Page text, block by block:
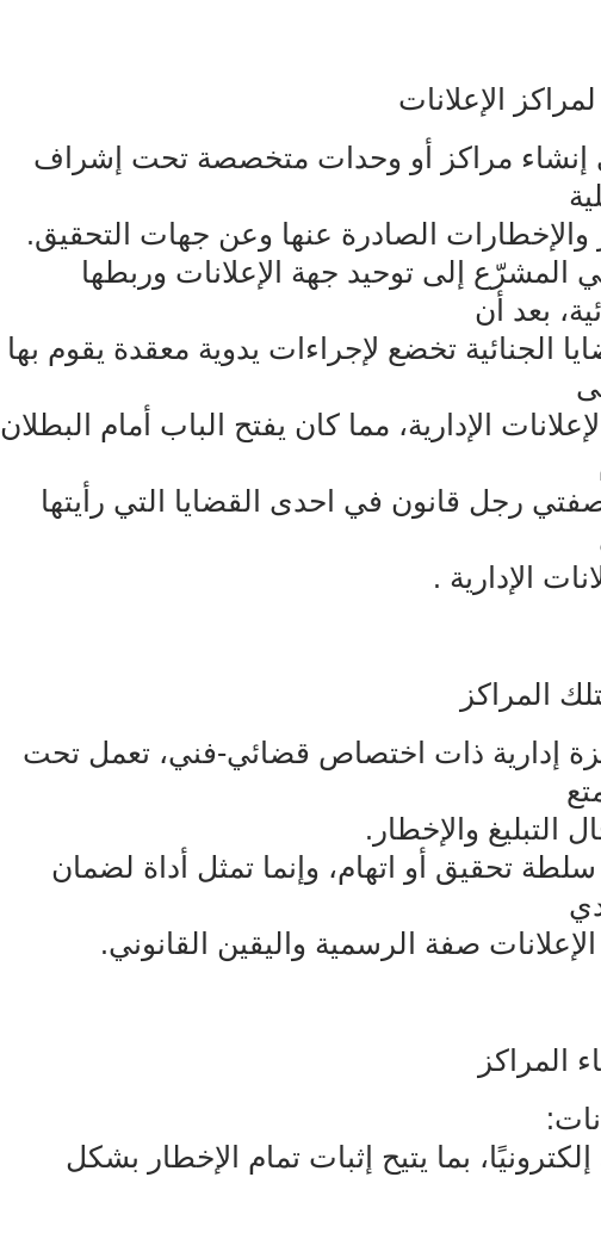
الإعلانات
إنشاء مراكز أو وحدات متخصصة تحت إشراف
والإخطارات الصادرة عنها وعن جهات التحقيق.
إلى توحيد جهة الإعلانات وربطها
بعد أن‌‌
الجنائية تخضع لإجراءات يدوية معقدة يقوم بها
الإدارية، مما كان يفتح الباب أمام البطلان
رجل قانون في احدى القضايا التي رأيتها
الإدارية .
المراكز
إدارية ذات اختصاص قضائي-فني، تعمل تحت
والإخطار.
تحقيق أو اتهام، وإنما تمثل أداة لضمان
صفة الرسمية واليقين القانوني.
المراكز
بما يتيح إثبات تمام الإخطار بشكل